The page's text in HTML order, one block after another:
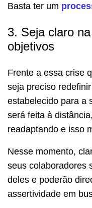
Basta ter um
3. Seja claro
objetivos
Frente a essa crise
seja preciso
estabelecido para a
será feita à
readaptando e isso
Nesse momento,
seus colaboradores
deles e poderão
assertividade em